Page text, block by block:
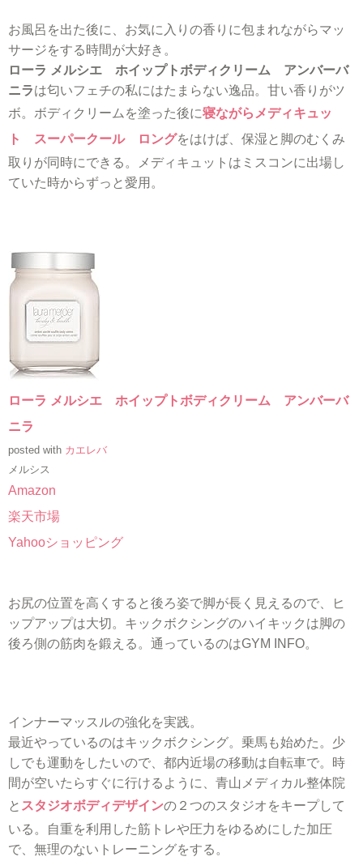
お風呂を出た後に、お気に入りの香りに包まれながらマッ
サージをする時間が大好き。
ローラ メルシエ ホイップトボディクリーム アンバーバ
ニラは匂いフェチの私にはたまらない逸品。甘い香りがツ
ボ。ボディクリームを塗った後に寝ながらメディキュッ
ト スーパークール ロングをはけば、保湿と脚のむくみ
取りが同時にできる。メディキュットはミスコンに出場し
ていた時からずっと愛用。
ローラ メルシエ ホイップトボディクリーム アンバーバ
ニラ
posted with カエレバ
メルシス
Amazon
楽天市場
Yahooショッピング
お尻の位置を高くすると後ろ姿で脚が長く見えるので、ヒ
ップアップは大切。キックボクシングのハイキックは脚の
後ろ側の筋肉を鍛える。通っているのはGYM INFO。
インナーマッスルの強化を実践。
最近やっているのはキックボクシング。乗馬も始めた。少
しでも運動をしたいので、都内近場の移動は自転車で。時
間が空いたらすぐに行けるように、青山メディカル整体院
と スタジオボディデザインの２つのスタジオをキープして
いる。自重を利用した筋トレや圧力をゆるめにした加圧
で、無理のないトレーニングをする。